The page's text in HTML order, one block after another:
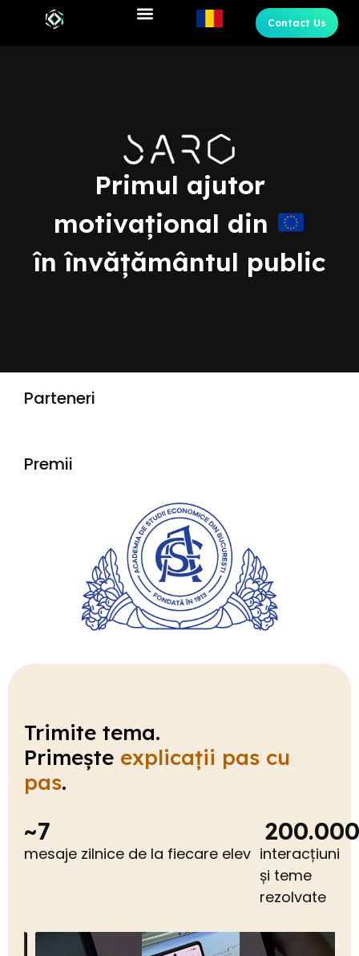
Contact Us
Primul ajutor
motivațional din
în învățământul public
Parteneri
Premii
Trimite tema.
Primește explicații pas cu
pas.
mesaje zilnice de la fiecare elev
~7
interacțiuni
și teme
rezolvate
200.000